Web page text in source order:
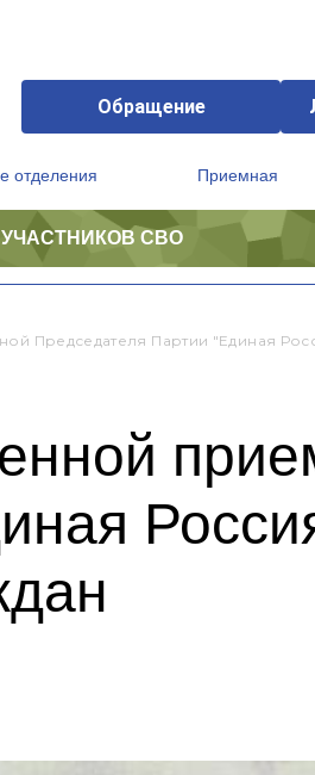
Обращение
отделения Приемная
СВО
Председателя Партии "Единая